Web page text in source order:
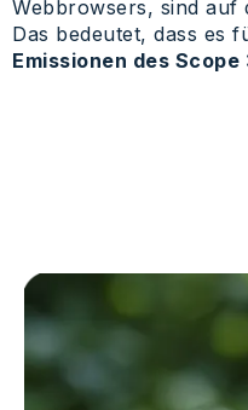
Webbrowsers, sind
Das bedeutet, dass es
Emissionen des